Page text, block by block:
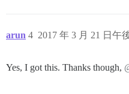
arun 2017 年 3 月 21 日午
4
Yes, I got this. Thanks though,